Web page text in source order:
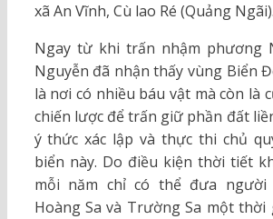
xã An Vĩnh, Cù lao Ré (Quảng Ngãi).
Ngay từ khi trấn nhậm phương
Nguyễn đã nhận thấy vùng Biển
là nơi có nhiều báu vật mà còn là
chiến lược để trấn giữ phần đất
ý thức xác lập và thực thi chủ
biển này. Do điều kiện thời tiết
mỗi năm chỉ có thể đưa
Hoàng Sa và Trường Sa một thời